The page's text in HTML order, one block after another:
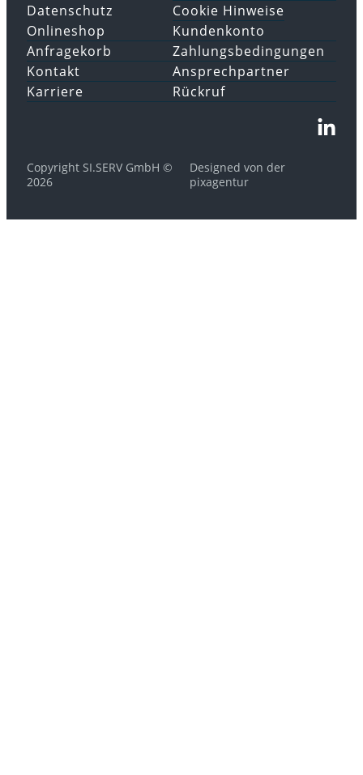
Datenschutz
Cookie Hinweise
Onlineshop
Anfragekorb
Kundenkonto
Zahlungsbedingungen
Kontakt
Karriere
Ansprechpartner
Rückruf
Copyright SI.SERV GmbH ©
2026
Designed von der
pixagentur